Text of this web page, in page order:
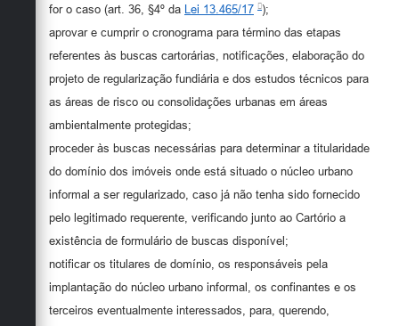
for o caso (art. 36, §4º da Lei 13.465/17
);
aprovar e cumprir o cronograma para término das etapas
referentes às buscas cartorárias, notificações, elaboração do
projeto de regularização fundiária e dos estudos técnicos para
as áreas de risco ou consolidações urbanas em áreas
ambientalmente protegidas;
proceder às buscas necessárias para determinar a titularidade
do domínio dos imóveis onde está situado o núcleo urbano
informal a ser regularizado, caso já não tenha sido fornecido
pelo legitimado requerente, verificando junto ao Cartório a
existência de formulário de buscas disponível;
notificar os titulares de domínio, os responsáveis pela
implantação do núcleo urbano informal, os confinantes e os
terceiros eventualmente interessados, para, querendo,